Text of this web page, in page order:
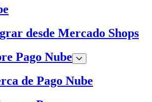
desde Mercado Shops
Pago Nube
de Pago Nube